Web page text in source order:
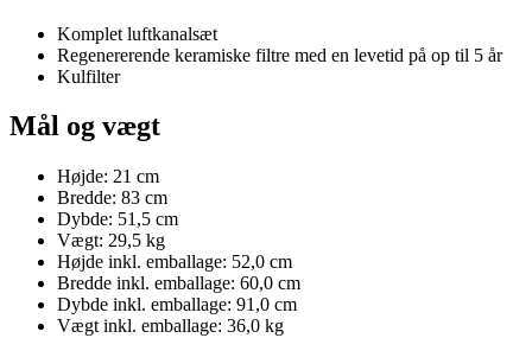
Komplet luftkanalsæt
Regenererende keramiske filtre med en levetid på op til 5 år
Kulfilter
Mål og vægt
Højde: 21 cm
Bredde: 83 cm
Dybde: 51,5 cm
Vægt: 29,5 kg
Højde inkl. emballage: 52,0 cm
Bredde inkl. emballage: 60,0 cm
Dybde inkl. emballage: 91,0 cm
Vægt inkl. emballage: 36,0 kg